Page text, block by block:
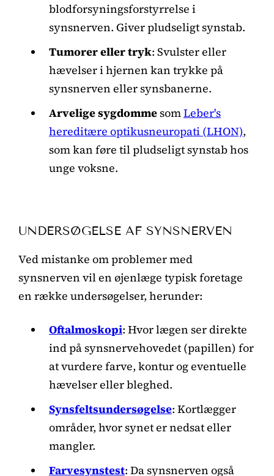
blodforsyningsforstyrrelse i
synsnerven. Giver pludseligt synstab.
Tumorer eller tryk: Svulster eller
hævelser i hjernen kan trykke på
synsnerven eller synsbanerne.
Arvelige sygdommesomLeber's
hereditære optikusneuropati (LHON),
som kan føre til pludseligt synstab hos
unge voksne.
UNDERSØGELSE AF SYNSNERVEN
Ved mistanke om problemer med
synsnerven vil en øjenlæge typisk foretage
en række undersøgelser, herunder:
Oftalmoskopi: Hvor lægen ser direkte
ind på synsnervehovedet (papillen) for
at vurdere farve, kontur og eventuelle
hævelser eller bleghed.
Synsfeltsundersøgelse: Kortlægger
områder, hvor synet er nedsat eller
mangler.
Farvesynstest: Da synsnerven også